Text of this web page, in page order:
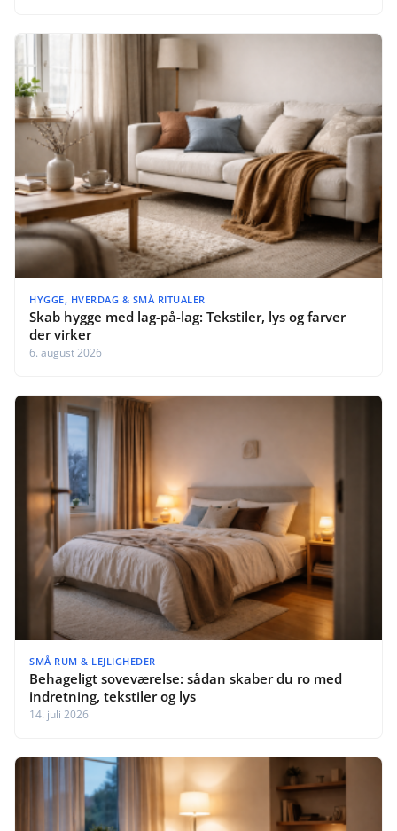
HYGGE, HVERDAG & SMÅ RITUALER
Skab hygge med lag-på-lag: Tekstiler, lys og farver
der virker
6. august 2026
SMÅ RUM & LEJLIGHEDER
Behageligt soveværelse: sådan skaber du ro med
indretning, tekstiler og lys
14. juli 2026